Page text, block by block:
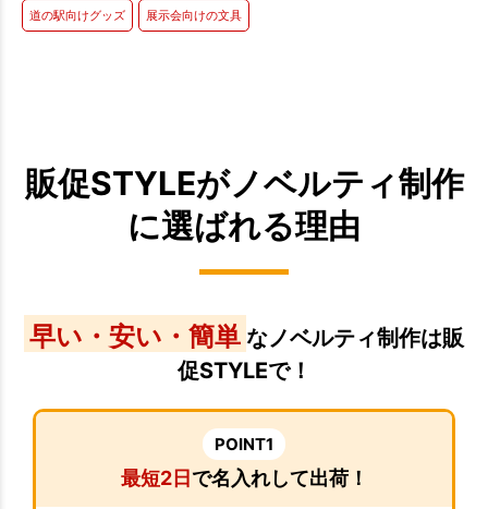
道の駅向けグッズ 展示会向けの文具
販促STYLEがノベルティ制作
に選ばれる理由
早い・安い・簡単 なノベルティ制作は販
促STYLEで！
POINT1
最短2日で名入れして出荷！